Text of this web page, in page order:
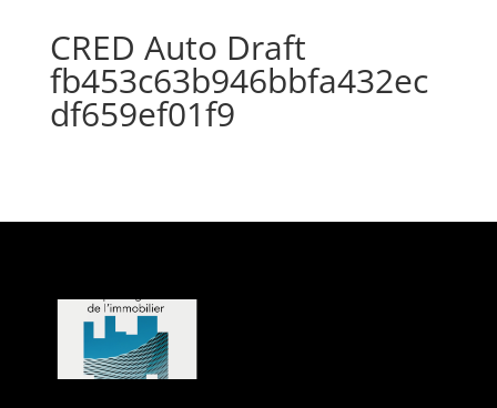
CRED Auto Draft
fb453c63b946bbfa432ec
df659ef01f9